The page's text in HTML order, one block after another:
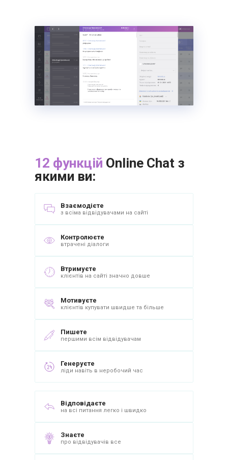
12 функцій Online Chat з
якими ви:
Взаємодієте
з всіма відвідувачами на сайті
Контролюєте
втрачені діалоги
Втримуєте
клієнтів на сайті значно довше
Мотивуєте
клієнтів купувати швидше та більше
Пишете
першими всім відвідувачам
Генеруєте
ліди навіть в неробочий час
Відповідаєте
на всі питання легко і швидко
Знаєте
про відвідувачів все